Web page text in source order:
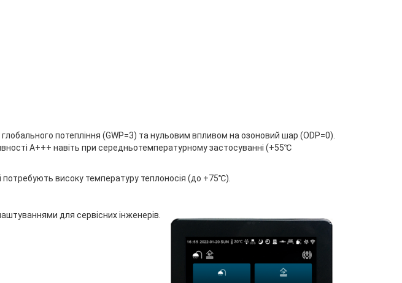
потепління (GWP=3) та нульовим впливом на озоновий шар (ODP=0).
А+++ навіть при середньотемпературному застосуванні (+55℃
потребують високу температуру теплоносія (до +75℃).
для сервісних інженерів.